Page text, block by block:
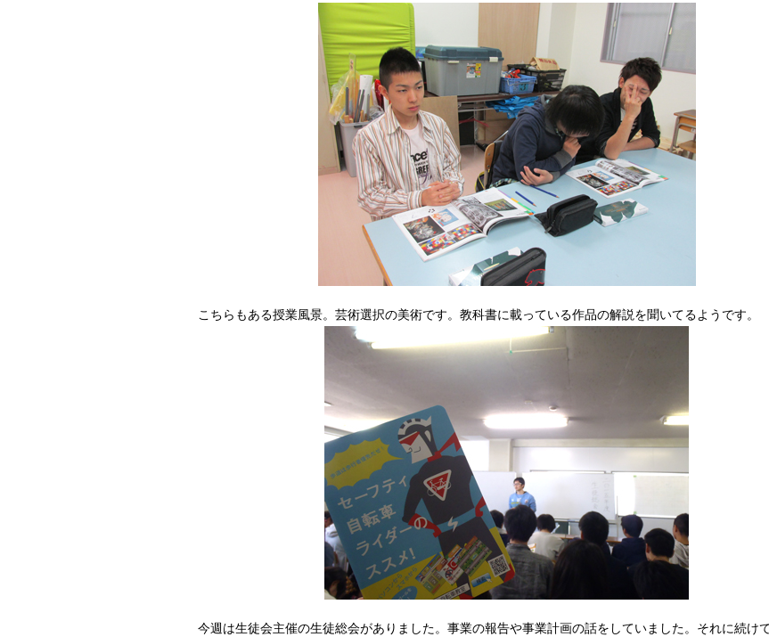
こちらもある授業風景。芸術選択の美術です。教科書に載っている作品の解説を聞いてるようです。
今週は生徒会主催の生徒総会がありました。事業の報告や事業計画の話をしていました。それに続け